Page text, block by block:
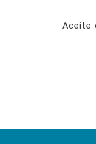
Aceite